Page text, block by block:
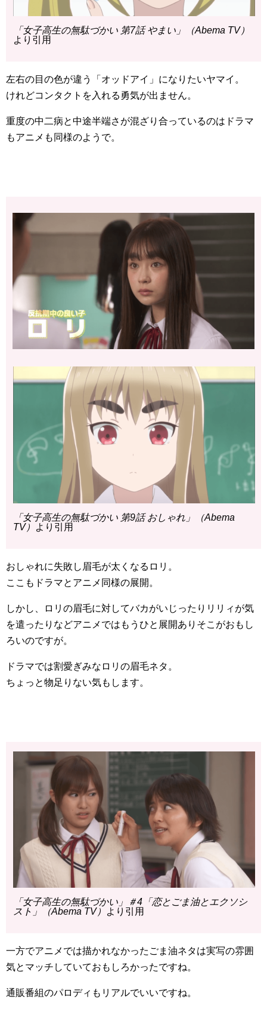
「女子高生の無駄づかい 第7話 やまい」（Abema TV）
より引用
左右の目の色が違う「オッドアイ」になりたいヤマイ。
けれどコンタクトを入れる勇気が出ません。
重度の中二病と中途半端さが混ざり合っているのはドラマ
もアニメも同様のようで。
「女子高生の無駄づかい 第9話 おしゃれ」（Abema
TV）
より引用
おしゃれに失敗し眉毛が太くなるロリ。
ここもドラマとアニメ同様の展開。
しかし、ロリの眉毛に対してバカがいじったりリリィが気
を遣ったりなどアニメではもうひと展開ありそこがおもし
ろいのですが。
ドラマでは割愛ぎみなロリの眉毛ネタ。
ちょっと物足りない気もします。
「女子高生の無駄づかい」＃4「恋とごま油とエクソシ
スト」（Abema TV）
より引用
一方でアニメでは描かれなかったごま油ネタは実写の雰囲
気とマッチしていておもしろかったですね。
通販番組のパロディもリアルでいいですね。